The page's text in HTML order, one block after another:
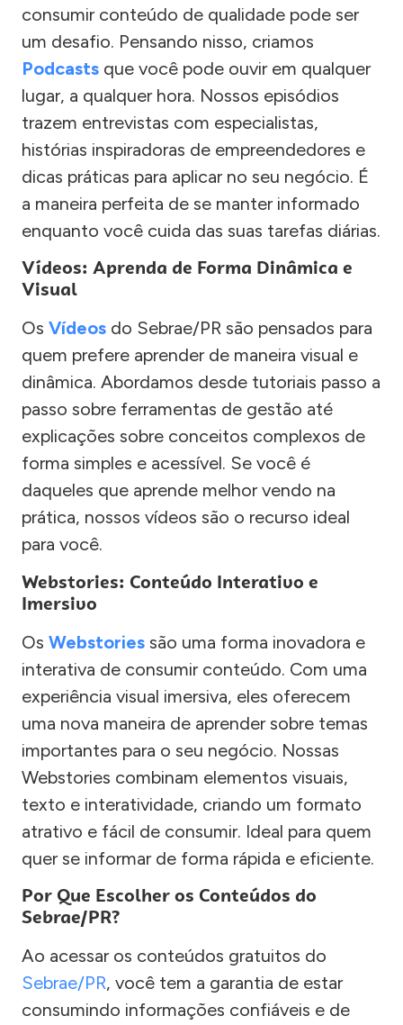
consumir conteúdo de qualidade pode ser
um desafio. Pensando nisso, criamos
Podcasts que você pode ouvir em qualquer
lugar, a qualquer hora. Nossos episódios
trazem entrevistas com especialistas,
histórias inspiradoras de empreendedores e
dicas práticas para aplicar no seu negócio. É
a maneira perfeita de se manter informado
enquanto você cuida das suas tarefas diárias.
Vídeos: Aprenda de Forma Dinâmica e
Visual
Os Vídeos do Sebrae/PR são pensados para
quem prefere aprender de maneira visual e
dinâmica. Abordamos desde tutoriais passo a
passo sobre ferramentas de gestão até
explicações sobre conceitos complexos de
forma simples e acessível. Se você é
daqueles que aprende melhor vendo na
prática, nossos vídeos são o recurso ideal
para você.
Webstories: Conteúdo Interativo e
Imersivo
Os Webstories são uma forma inovadora e
interativa de consumir conteúdo. Com uma
experiência visual imersiva, eles oferecem
uma nova maneira de aprender sobre temas
importantes para o seu negócio. Nossas
Webstories combinam elementos visuais,
texto e interatividade, criando um formato
atrativo e fácil de consumir. Ideal para quem
quer se informar de forma rápida e eficiente.
Por Que Escolher os Conteúdos do
Sebrae/PR?
Ao acessar os conteúdos gratuitos do
Sebrae/PR, você tem a garantia de estar
consumindo informações confiáveis e de